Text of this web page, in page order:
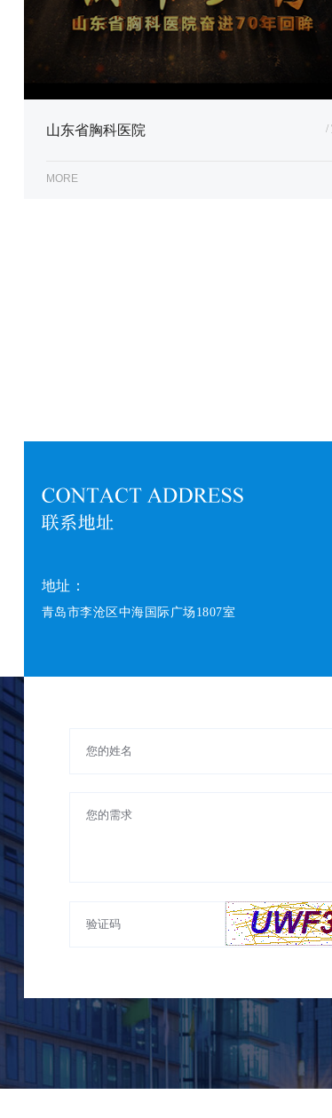
山东省胸科医院 /
MORE
地址：
青岛市李沧区中海国际广场1807室